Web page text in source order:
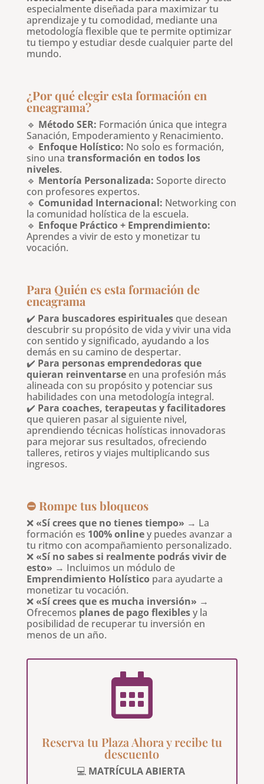
especialmente diseñada para maximizar tu
aprendizaje y tu comodidad, mediante una
metodología flexible que te permite optimizar
tu tiempo y estudiar desde cualquier parte del
mundo.
¿Por qué elegir esta formación en
eneagrama?
🔹 Método SER: Formación única que integra
Sanación, Empoderamiento y Renacimiento.
🔹 Enfoque Holístico: No solo es formación,
sino una transformación en todos los
niveles.
🔹 Mentoría Personalizada: Soporte directo
con profesores expertos.
🔹 Comunidad Internacional: Networking con
la comunidad holística de la escuela.
🔹 Enfoque Práctico + Emprendimiento:
Aprendes a vivir de esto y monetizar tu
vocación.
Para Quién es esta formación de
eneagrama
✔️ Para buscadores espiritualesque desean
descubrir su propósito de vida y vivir una vida
con sentido y significado, ayudando a los
demás en su camino de despertar.
✔️ Para personas emprendedoras que
quieran reinventarse en una profesión más
alineada con su propósito y potenciar sus
habilidades con una metodología integral.
✔️ Para coaches, terapeutas y facilitadores
que quieren pasar al siguiente nivel,
aprendiendo técnicas holísticas innovadoras
para mejorar sus resultados, ofreciendo
talleres, retiros y viajes multiplicando sus
ingresos.
⛔ Rompe tus bloqueos
❌«Sí crees que no tienes tiempo» → La
formación es 100% onliney puedes avanzar a
tu ritmo con acompañamiento personalizado.
❌«Sí no sabes si realmente podrás vivir de
esto» → Incluimos un módulo de
Emprendimiento Holísticopara ayudarte a
monetizar tu vocación.
❌«Sí crees que es mucha inversión» →
Ofrecemos planes de pago flexiblesy la
posibilidad de recuperar tu inversión en
menos de un año.

Reserva tu Plaza Ahora y recibe tu
descuento
💻 MATRÍCULA ABIERTA